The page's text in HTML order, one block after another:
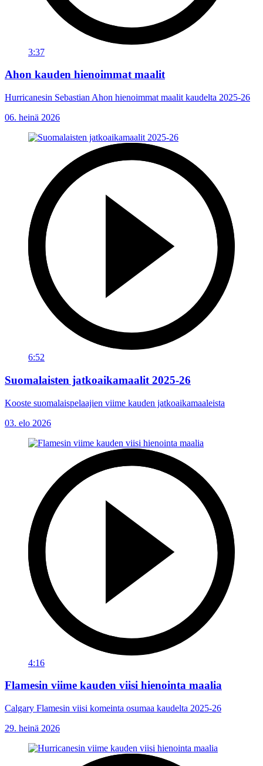
3:37
Ahon kauden hienoimmat maalit
Hurricanesin Sebastian Ahon hienoimmat maalit kaudelta 2025-26
06. heinä 2026
6:52
Suomalaisten jatkoaikamaalit 2025-26
Kooste suomalaispelaajien viime kauden jatkoaikamaaleista
03. elo 2026
4:16
Flamesin viime kauden viisi hienointa maalia
Calgary Flamesin viisi komeinta osumaa kaudelta 2025-26
29. heinä 2026